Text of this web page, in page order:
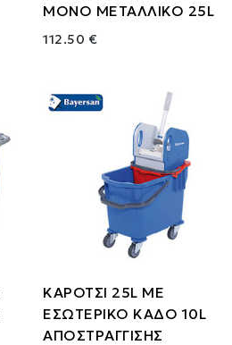
ΜΟΝΟ ΜΕΤΑΛΛΙΚΟ 25L
112.50 €
ΚΑΡΟΤΣΙ 25L ΜΕ
ΕΣΩΤΕΡΙΚΟ ΚΑΔΟ 10L
ΑΠΟΣΤΡΑΓΓΙΣΗΣ